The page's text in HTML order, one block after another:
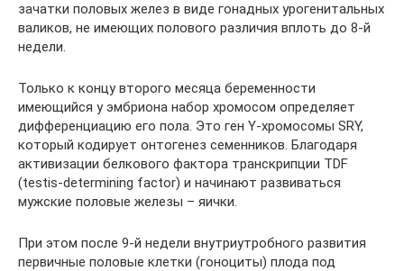
зачатки половых желез в виде гонадных урогенитальных
валиков, не имеющих полового различия вплоть до 8-й
недели.
Только к концу второго месяца беременности
имеющийся у эмбриона набор хромосом определяет
дифференциацию его пола. Это ген Y-хромосомы SRY,
который кодирует онтогенез семенников. Благодаря
активизации белкового фактора транскрипции TDF
(testis-determining factor) и начинают развиваться
мужские половые железы – яички.
При этом после 9-й недели внутриутробного развития
первичные половые клетки (гоноциты) плода под